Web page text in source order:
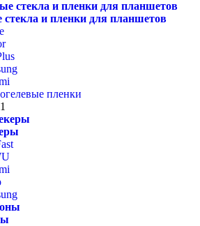
и пленки для планшетов
пленки